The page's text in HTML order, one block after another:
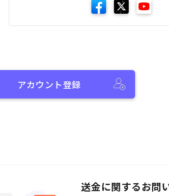
アカウント登録
送金に関するお問